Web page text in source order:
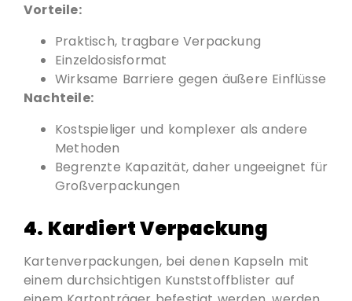
Vorteile:
Praktisch, tragbare Verpackung
Einzeldosisformat
Wirksame Barriere gegen äußere Einflüsse
Nachteile:
Kostspieliger und komplexer als andere
Methoden
Begrenzte Kapazität, daher ungeeignet für
Großverpackungen
4. KardiertVerpackung
Kartenverpackungen, bei denen Kapseln mit
einem durchsichtigen Kunststoffblister auf